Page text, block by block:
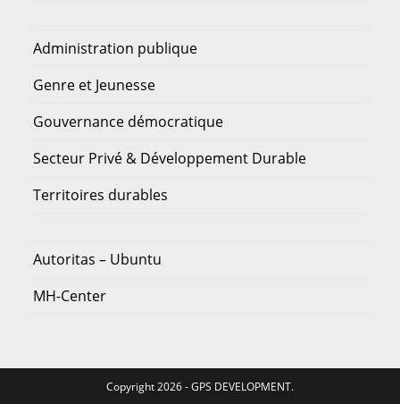
Administration publique
Genre et Jeunesse
Gouvernance démocratique
Secteur Privé & Développement Durable
Territoires durables
Autoritas – Ubuntu
MH-Center
Copyright 2026 - GPS DEVELOPMENT.